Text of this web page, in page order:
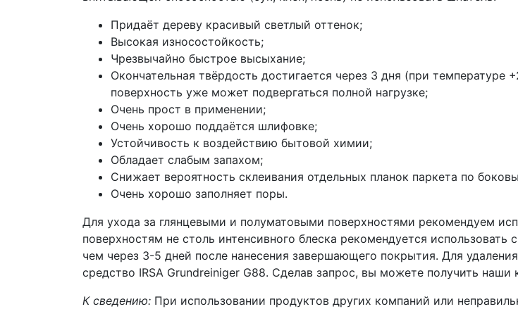
Придаёт дереву красивый светлый оттенок;
Высокая износостойкость;
Чрезвычайно быстрое высыхание;
Окончательная твёрдость достигается через 3 дня (при температуре
поверхность уже может подвергаться полной нагрузке;
Очень прост в применении;
Очень хорошо поддаётся шлифовке;
Устойчивость к воздействию бытовой химии;
Обладает слабым запахом;
Снижает вероятность склеивания отдельных планок паркета по
Очень хорошо заполняет поры.
Для ухода за глянцевыми и полуматовыми поверхностями рекомендуем
поверхностям не столь интенсивного блеска рекомендуется
чем через 3-5 дней после нанесения завершающего покрытия. Для
средство IRSA Grundreiniger G88. Cделав запрос, вы можете получить наши
К сведению: При использовании продуктов других компаний или